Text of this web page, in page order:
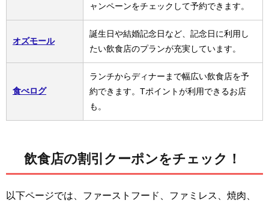
ャンペーンをチェックして予約できます。
オズモール
誕生日や結婚記念日など、記念日に利用し
たい飲食店のプランが充実しています。
食べログ
ランチからディナーまで幅広い飲食店を予
約できます。Tポイントが利用できるお店
も。
飲食店の割引クーポンをチェック！
以下ページでは、ファーストフード、ファミレス、焼肉、